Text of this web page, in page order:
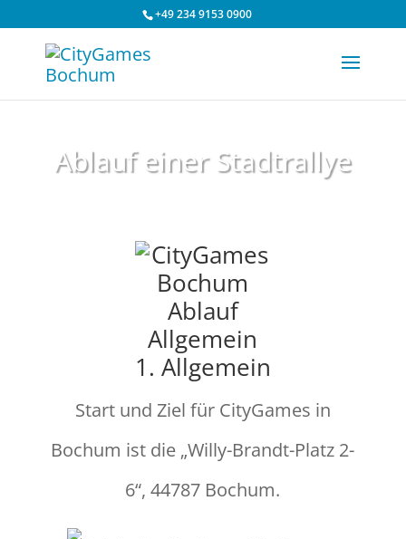
+49 234 9153 0900
Ablauf einer Stadtrallye
1. Allgemein
Start und Ziel für CityGames in
Bochum ist die „Willy-Brandt-Platz 2-
6“, 44787 Bochum.